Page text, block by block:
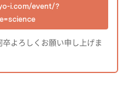
i.com/event/?
よろしくお願い申し上げま